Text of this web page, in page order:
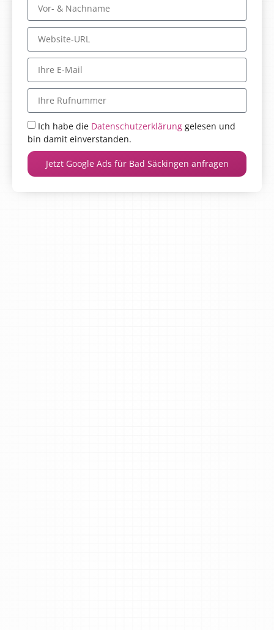
Ich habe die Datenschutzerklärung gelesen und
bin damit einverstanden.
Jetzt Google Ads für Bad Säckingen anfragen